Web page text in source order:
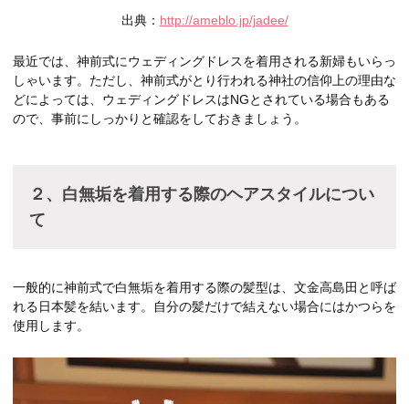
出典： http://ameblo.jp/jadee/
最近では、神前式にウェディングドレスを着用される新婦もいらっ
しゃいます。ただし、神前式がとり行われる神社の信仰上の理由な
どによっては、ウェディングドレスはNGとされている場合もある
ので、事前にしっかりと確認をしておきましょう。
２、白無垢を着用する際のヘアスタイルについ
て
一般的に神前式で白無垢を着用する際の髪型は、文金高島田と呼ば
れる日本髪を結います。自分の髪だけで結えない場合にはかつらを
使用します。